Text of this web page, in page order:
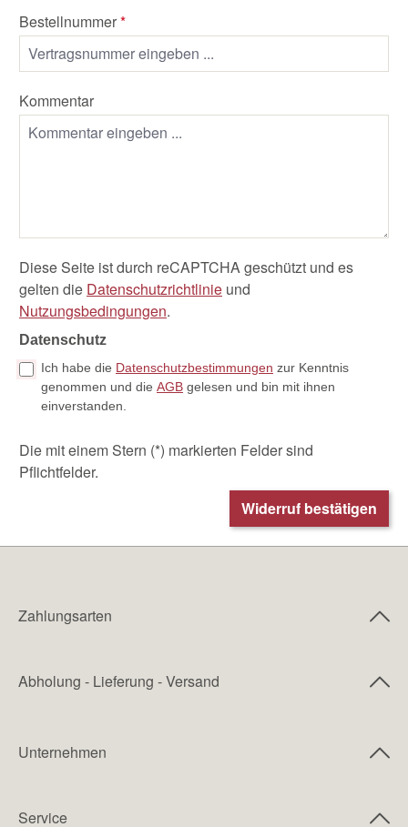
Bestellnummer*
Kommentar
Diese Seite ist durch reCAPTCHA geschützt und es
gelten die Datenschutzrichtlinie und
Nutzungsbedingungen.
Datenschutz
Ich habe die Datenschutzbestimmungen zur Kenntnis
genommen und die AGB gelesen und bin mit ihnen
einverstanden.
Die mit einem Stern (*) markierten Felder sind
Pflichtfelder.
Widerruf bestätigen
Zahlungsarten
Abholung - Lieferung - Versand
Unternehmen
Service